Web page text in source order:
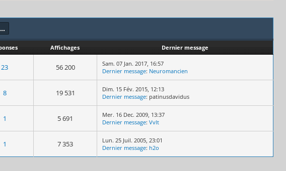
Affichages Dernier message
23 56 200
Sam. 07 Jan. 2017, 16:57
Dernier message: Neuromancien
8 19 531
Dim. 15 Fév. 2015, 12:13
Dernier message: patinusdavidus
1 5 691
Mer. 16 Dec. 2009, 13:37
Dernier message: Vvlt
1 7 353
Lun. 25 Juil. 2005, 23:01
Dernier message: h2o